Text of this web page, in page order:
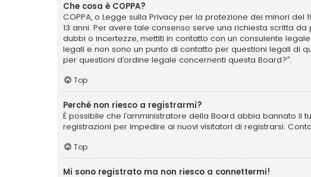
Che cosa è COPPA?
COPPA, o Legge sulla Privacy per la protezione dei minori
13 anni. Per avere tale consenso serve una richiesta scritta
dubbi o incertezze, mettiti in contatto con un consulente
legali e non sono un punto di contatto per questioni legali di
per questioni d’ordine legale concernenti questa Board?”.
Top
Perché non riesco a registrarmi?
È possibile che l’amministratore della Board abbia bannato
registrazioni per impedire ai nuovi visitatori di registrarsi.
Top
Mi sono registrato ma non riesco a connettermi!